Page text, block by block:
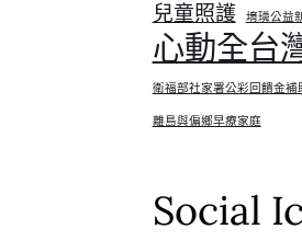
兒童照護
堉璘公益
心動全台
衛福部社家署公彩回饋金補
離島與偏鄉早療家庭
Social